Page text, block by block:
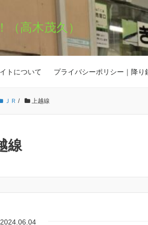
（高木茂久）
トについて プライバシーポリシー｜降り
ＪＲ / 上越線
線
2024.06.04